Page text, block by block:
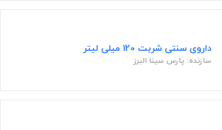
داروی سنتی شربت 120 میلی لیتر
سازنده: پارس سینا البرز